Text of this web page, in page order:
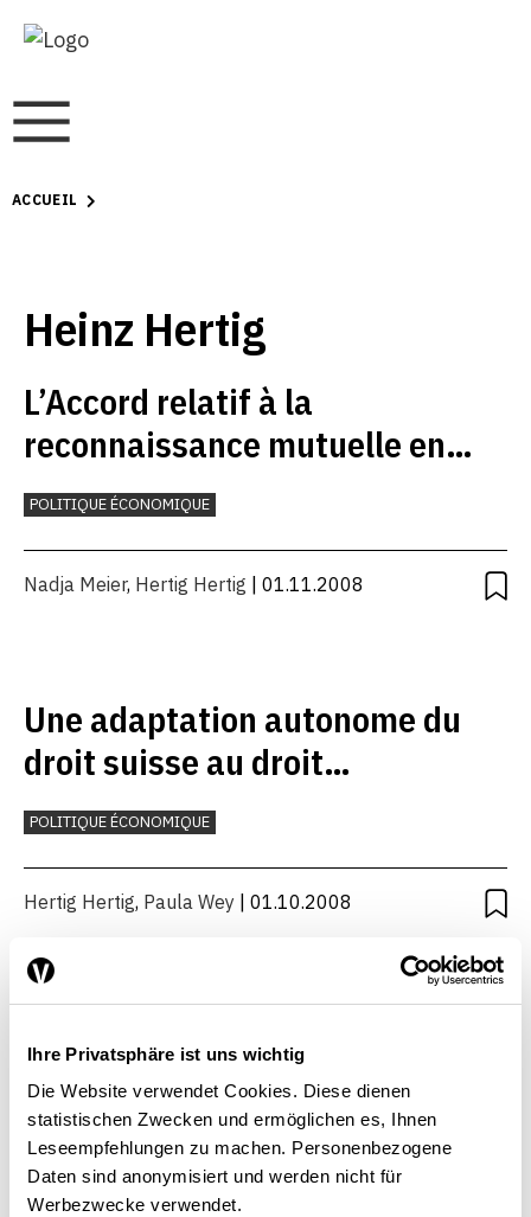
Ihre Privatsphäre ist uns wichtig
Die Website verwendet Cookies. Diese dienen
statistischen Zwecken und ermöglichen es, Ihnen
Leseempfehlungen zu machen. Personenbezogene
Daten sind anonymisiert und werden nicht für
Werbezwecke verwendet.
ACCUEIL
Heinz Hertig
L’Accord relatif à la
reconnaissance mutuelle en
matière d’évaluation de la
conformité
POLITIQUE ÉCONOMIQUE
Nadja Meier, Hertig Hertig | 01.11.2008
Une adaptation autonome du
droit suisse au droit
communautaire sur les produits
POLITIQUE ÉCONOMIQUE
Hertig Hertig, Paula Wey | 01.10.2008